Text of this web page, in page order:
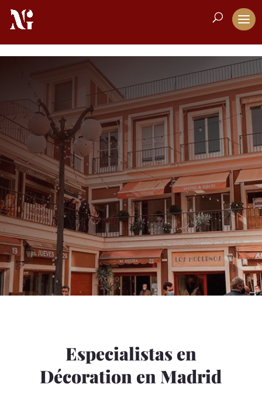
Décoration
Especialistas en
Décoration en Madrid